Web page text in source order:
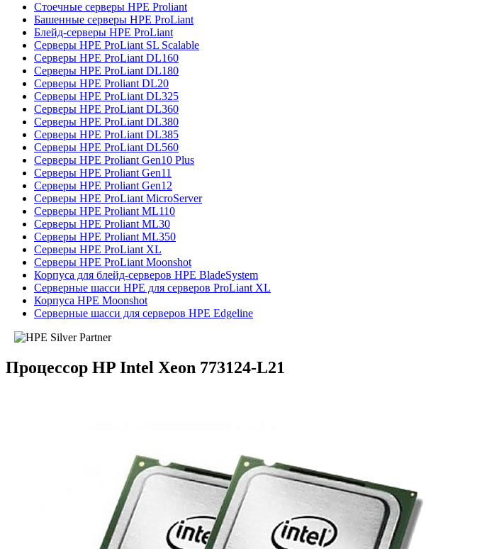
Стоечные серверы HPE Proliant
Башенные серверы HPE ProLiant
Блейд-серверы HPE ProLiant
Серверы HPE ProLiant SL Scalable
Серверы HPE ProLiant DL160
Серверы HPE ProLiant DL180
Серверы HPE Proliant DL20
Серверы HPE ProLiant DL325
Серверы HPE ProLiant DL360
Серверы HPE ProLiant DL380
Серверы HPE ProLiant DL385
Серверы HPE ProLiant DL560
Серверы HPE Proliant Gen10 Plus
Серверы HPE Proliant Gen11
Серверы HPE Proliant Gen12
Серверы HPE ProLiant MicroServer
Серверы HPE Proliant ML110
Серверы HPE Proliant ML30
Серверы HPE Proliant ML350
Серверы HPE ProLiant XL
Серверы HPE ProLiant Moonshot
Корпуса для блейд-серверов HPE BladeSystem
Серверные шасси HPE для серверов ProLiant XL
Корпуса HPE Moonshot
Серверные шасси для серверов HPE Edgeline
Процессор HP Intel Xeon 773124-L21